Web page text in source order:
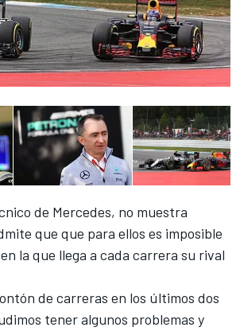
de Mercedes, no muestra
que que para ellos es imposible
la que llega a cada carrera su rival
de carreras en los últimos dos
tener algunos problemas y